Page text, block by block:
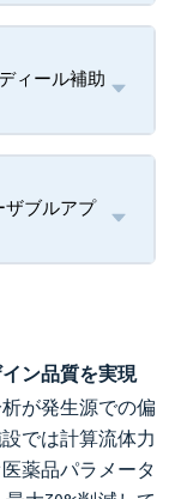
ィール補助
ザブルアプ
ン品質を実現
が発生源での偏
では計算流体力
薬品パラメータ